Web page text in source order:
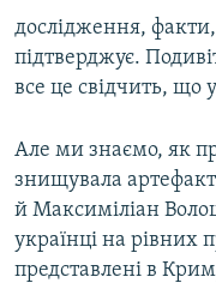
дослідження,
підтверджує.
все це свідчить, що
Але ми знаємо, як
знищувала
й Максиміліан
українці на рівних
представлені в